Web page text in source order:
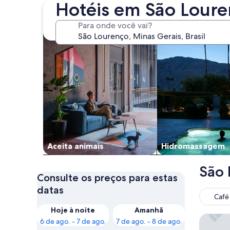
Hotéis em São
Para onde você vai?
Aceita animais
buscar propriedades que aceitam animais de
Hidromassagem
buscar
Consulte os preços para estas
datas
Hoje à noite
6 de ago. - 7 de ago.
Amanhã
7 de ago. - 8 de ago.
São
Carmen